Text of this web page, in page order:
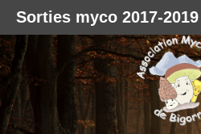
Sorties myco 2017-2019